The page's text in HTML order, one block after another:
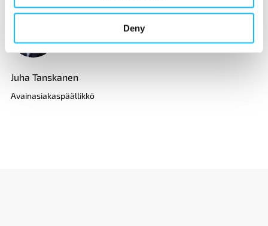
Deny
Juha Tanskanen
Avainasiakaspäällikkö